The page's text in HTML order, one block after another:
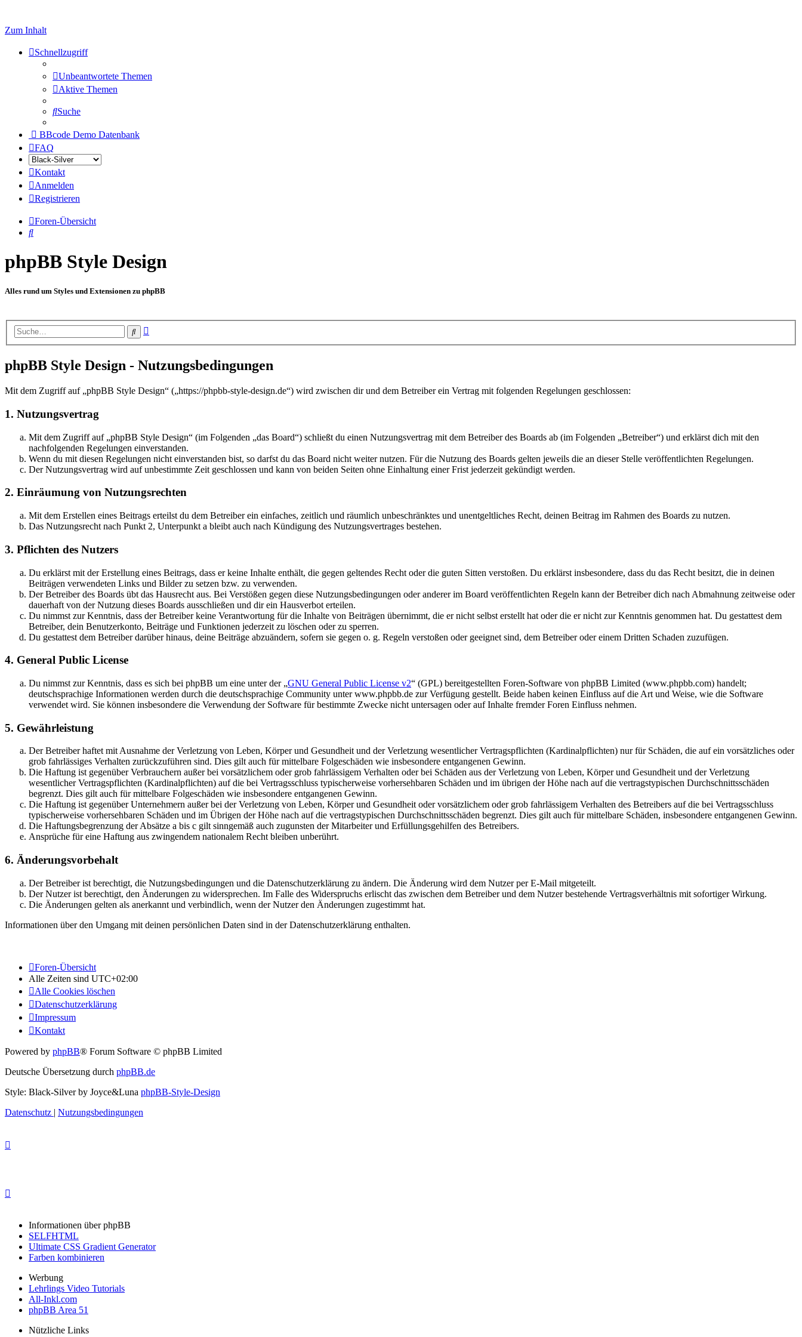
Zum Inhalt
Schnellzugriff
Unbeantwortete Themen
Aktive Themen
Suche
BBcode Demo Datenbank
FAQ
Kontakt
Anmelden
Registrieren
Foren-Übersicht
Suche
phpBB Style Design
Alles rund um Styles und Extensionen zu phpBB
Suche
phpBB Style Design - Nutzungsbedingungen
Mit dem Zugriff auf „phpBB Style Design“ („https://phpbb-style-design.de“) wird zwischen dir und dem Betreiber ein Vertrag mit folgenden Regelungen geschlossen:
1. Nutzungsvertrag
Mit dem Zugriff auf „phpBB Style Design“ (im Folgenden „das Board“) schließt du einen Nutzungsvertrag mit dem Betreiber des Boards ab (im Folgenden „Betreiber“) und erklärst dich mit den
nachfolgenden Regelungen einverstanden.
Wenn du mit diesen Regelungen nicht einverstanden bist, so darfst du das Board nicht weiter nutzen. Für die Nutzung des Boards gelten jeweils die an dieser Stelle veröffentlichten Regelungen.
Der Nutzungsvertrag wird auf unbestimmte Zeit geschlossen und kann von beiden Seiten ohne Einhaltung einer Frist jederzeit gekündigt werden.
2. Einräumung von Nutzungsrechten
Mit dem Erstellen eines Beitrags erteilst du dem Betreiber ein einfaches, zeitlich und räumlich unbeschränktes und unentgeltliches Recht, deinen Beitrag im Rahmen des Boards zu nutzen.
Das Nutzungsrecht nach Punkt 2, Unterpunkt a bleibt auch nach Kündigung des Nutzungsvertrages bestehen.
3. Pflichten des Nutzers
Du erklärst mit der Erstellung eines Beitrags, dass er keine Inhalte enthält, die gegen geltendes Recht oder die guten Sitten verstoßen. Du erklärst insbesondere, dass du das Recht besitzt, die in deinen
Beiträgen verwendeten Links und Bilder zu setzen bzw. zu verwenden.
Der Betreiber des Boards übt das Hausrecht aus. Bei Verstößen gegen diese Nutzungsbedingungen oder anderer im Board veröffentlichten Regeln kann der Betreiber dich nach Abmahnung zeitweise oder
dauerhaft von der Nutzung dieses Boards ausschließen und dir ein Hausverbot erteilen.
Du nimmst zur Kenntnis, dass der Betreiber keine Verantwortung für die Inhalte von Beiträgen übernimmt, die er nicht selbst erstellt hat oder die er nicht zur Kenntnis genommen hat. Du gestattest dem
Betreiber, dein Benutzerkonto, Beiträge und Funktionen jederzeit zu löschen oder zu sperren.
Du gestattest dem Betreiber darüber hinaus, deine Beiträge abzuändern, sofern sie gegen o. g. Regeln verstoßen oder geeignet sind, dem Betreiber oder einem Dritten Schaden zuzufügen.
4. General Public License
Du nimmst zur Kenntnis, dass es sich bei phpBB um eine unter der „GNU General Public License v2“ (GPL) bereitgestellten Foren-Software von phpBB Limited (www.phpbb.com) handelt;
deutschsprachige Informationen werden durch die deutschsprachige Community unter www.phpbb.de zur Verfügung gestellt. Beide haben keinen Einfluss auf die Art und Weise, wie die Software
verwendet wird. Sie können insbesondere die Verwendung der Software für bestimmte Zwecke nicht untersagen oder auf Inhalte fremder Foren Einfluss nehmen.
5. Gewährleistung
Der Betreiber haftet mit Ausnahme der Verletzung von Leben, Körper und Gesundheit und der Verletzung wesentlicher Vertragspflichten (Kardinalpflichten) nur für Schäden, die auf ein vorsätzliches oder
grob fahrlässiges Verhalten zurückzuführen sind. Dies gilt auch für mittelbare Folgeschäden wie insbesondere entgangenen Gewinn.
Die Haftung ist gegenüber Verbrauchern außer bei vorsätzlichem oder grob fahrlässigem Verhalten oder bei Schäden aus der Verletzung von Leben, Körper und Gesundheit und der Verletzung
wesentlicher Vertragspflichten (Kardinalpflichten) auf die bei Vertragsschluss typischerweise vorhersehbaren Schäden und im übrigen der Höhe nach auf die vertragstypischen Durchschnittsschäden
begrenzt. Dies gilt auch für mittelbare Folgeschäden wie insbesondere entgangenen Gewinn.
Die Haftung ist gegenüber Unternehmern außer bei der Verletzung von Leben, Körper und Gesundheit oder vorsätzlichem oder grob fahrlässigem Verhalten des Betreibers auf die bei Vertragsschluss
typischerweise vorhersehbaren Schäden und im Übrigen der Höhe nach auf die vertragstypischen Durchschnittsschäden begrenzt. Dies gilt auch für mittelbare Schäden, insbesondere entgangenen Gewinn.
Die Haftungsbegrenzung der Absätze a bis c gilt sinngemäß auch zugunsten der Mitarbeiter und Erfüllungsgehilfen des Betreibers.
Ansprüche für eine Haftung aus zwingendem nationalem Recht bleiben unberührt.
6. Änderungsvorbehalt
Der Betreiber ist berechtigt, die Nutzungsbedingungen und die Datenschutzerklärung zu ändern. Die Änderung wird dem Nutzer per E-Mail mitgeteilt.
Der Nutzer ist berechtigt, den Änderungen zu widersprechen. Im Falle des Widerspruchs erlischt das zwischen dem Betreiber und dem Nutzer bestehende Vertragsverhältnis mit sofortiger Wirkung.
Die Änderungen gelten als anerkannt und verbindlich, wenn der Nutzer den Änderungen zugestimmt hat.
Informationen über den Umgang mit deinen persönlichen Daten sind in der Datenschutzerklärung enthalten.
Foren-Übersicht
Alle Zeiten sind UTC+02:00
Alle Cookies löschen
Datenschutzerklärung
Impressum
Kontakt
Powered by phpBB® Forum Software © phpBB Limited
Deutsche Übersetzung durch phpBB.de
Style: Black-Silver by Joyce&Luna phpBB-Style-Design
Datenschutz | Nutzungsbedingungen
Informationen über phpBB
SELFHTML
Ultimate CSS Gradient Generator
Farben kombinieren
Werbung
Lehrlings Video Tutorials
All-Inkl.com
phpBB Area 51
Nützliche Links